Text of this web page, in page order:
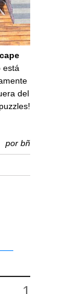
está
del
por bñ